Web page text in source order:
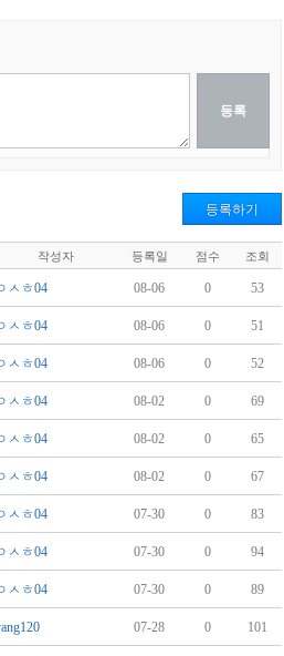
등록하기
작성자 등록일 점수 조회
ㅅㅎ04 08-06 0 53
ㅅㅎ04 08-06 0 51
ㅅㅎ04 08-06 0 52
ㅅㅎ04 08-02 0 69
ㅅㅎ04 08-02 0 65
ㅅㅎ04 08-02 0 67
ㅅㅎ04 07-30 0 83
ㅅㅎ04 07-30 0 94
ㅅㅎ04 07-30 0 89
07-28 0 101